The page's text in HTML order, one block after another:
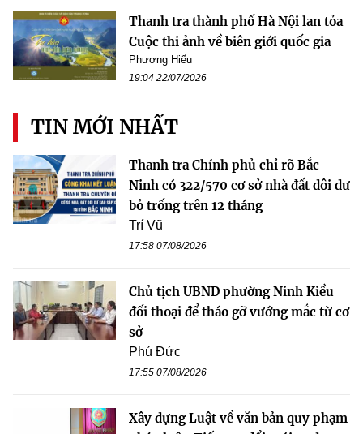
Thanh tra thành phố Hà Nội lan tỏa
Cuộc thi ảnh về biên giới quốc gia
Phương Hiếu
19:04 22/07/2026
TIN MỚI NHẤT
Thanh tra Chính phủ chỉ rõ Bắc
Ninh có 322/570 cơ sở nhà đất dôi dư
bỏ trống trên 12 tháng
Trí Vũ
17:58 07/08/2026
Chủ tịch UBND phường Ninh Kiều
đối thoại để tháo gỡ vướng mắc từ cơ
sở
Phú Đức
17:55 07/08/2026
Xây dựng Luật về văn bản quy phạm